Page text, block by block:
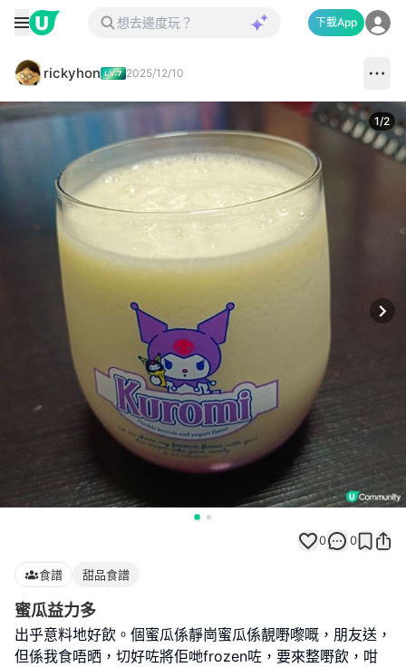
下載App
rickyhon 2025/12/10
1/2
0 0
食譜 甜品食譜
蜜瓜益力多
出乎意料地好飲。個蜜瓜係靜崗蜜瓜係靚嘢嚟嘅，朋友送，
但係我食唔晒，切好咗將佢哋frozen咗，要來整嘢飲，咁